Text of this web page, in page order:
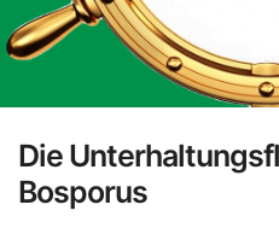
Die
Bosporus